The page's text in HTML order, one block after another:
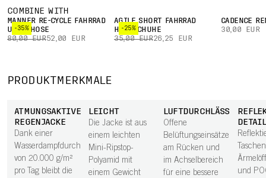
COMBINE WITH
-35%
MÄNNER RE-CYCLE FAHRRAD
UNTERHOSE
80,00 EUR52,00 EUR
-25%
AGILE SHORT FAHRRAD
HANDSCHUHE
35,00 EUR26,25 EUR
CADENCE
30,00 EUR
PRODUKTMERKMALE
ATMUNGSAKTIVE
REGENJACKE
Dank einer
Wasserdampfdurchlässigkeit
von 20.000 g/m²
pro Tag bleibt die
LEICHT
Die Jacke ist aus
einem leichten
Mini-Ripstop-
Polyamid mit
einem Gewicht
LUFTDURCHLÄSSIG
Offene
Belüftungseinsätze
am Rücken und
im Achselbereich
für eine bessere
und